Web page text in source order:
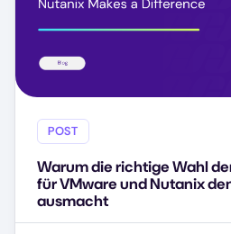
POST
Warum die richtige Wahl
für VMware und Nutanix
ausmacht